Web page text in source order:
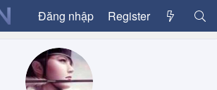
Đăng nhập Register